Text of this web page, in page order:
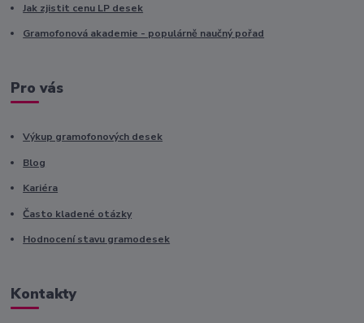
Jak zjistit cenu LP desek
Gramofonová akademie - populárně naučný pořad
Pro vás
Výkup gramofonových desek
Blog
Kariéra
Často kladené otázky
Hodnocení stavu gramodesek
Kontakty